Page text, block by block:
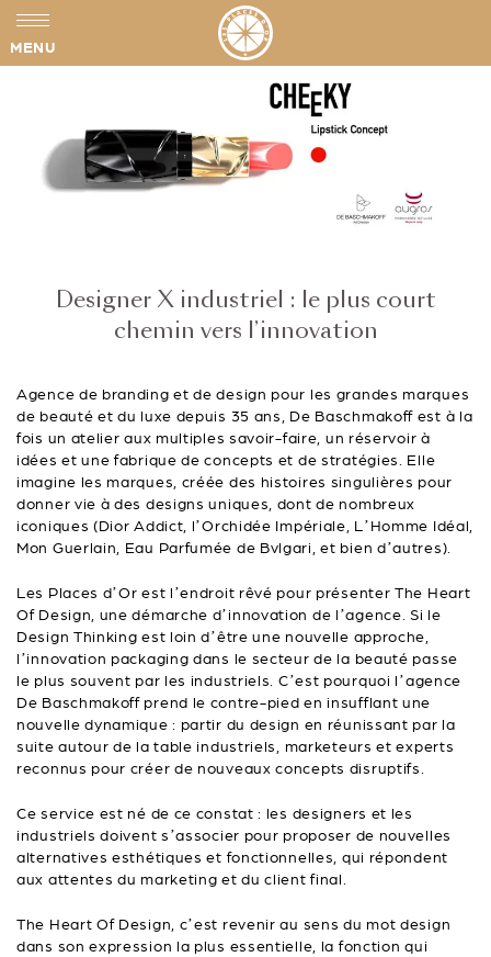
MENU
Designer X industriel : le plus court
chemin vers l’innovation
Agence de branding et de design pour les grandes marques
de beauté et du luxe depuis 35 ans, De Baschmakoff est à la
fois un atelier aux multiples savoir-faire, un réservoir à
idées et une fabrique de concepts et de stratégies. Elle
imagine les marques, créée des histoires singulières pour
donner vie à des designs uniques, dont de nombreux
iconiques (Dior Addict, l’Orchidée Impériale, L’Homme Idéal,
Mon Guerlain, Eau Parfumée de Bvlgari, et bien d’autres).
Les Places d’Or est l’endroit rêvé pour présenter The Heart
Of Design, une démarche d’innovation de l’agence. Si le
Design Thinking est loin d’être une nouvelle approche,
l’innovation packaging dans le secteur de la beauté passe
le plus souvent par les industriels. C’est pourquoi l’agence
De Baschmakoff prend le contre-pied en insufflant une
nouvelle dynamique : partir du design en réunissant par la
suite autour de la table industriels, marketeurs et experts
reconnus pour créer de nouveaux concepts disruptifs.
Ce service est né de ce constat : les designers et les
industriels doivent s’associer pour proposer de nouvelles
alternatives esthétiques et fonctionnelles, qui répondent
aux attentes du marketing et du client final.
The Heart Of Design, c’est revenir au sens du mot design
dans son expression la plus essentielle, la fonction qui